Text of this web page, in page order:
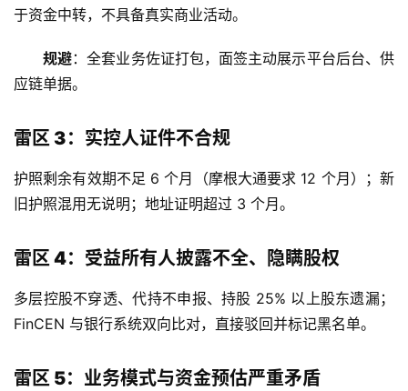
于资金中转，不具备真实商业活动。
规避：全套业务佐证打包，面签主动展示平台后台、供
应链单据。
雷区 3：实控人证件不合规
护照剩余有效期不足 6 个月（摩根大通要求 12 个月）；新
旧护照混用无说明；地址证明超过 3 个月。
雷区 4：受益所有人披露不全、隐瞒股权
多层控股不穿透、代持不申报、持股 25% 以上股东遗漏；
FinCEN 与银行系统双向比对，直接驳回并标记黑名单。
雷区 5：业务模式与资金预估严重矛盾